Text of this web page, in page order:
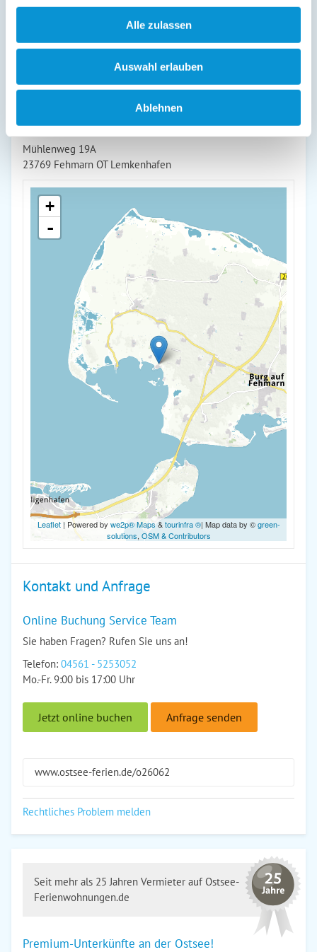
Alle zulassen
Auswahl erlauben
Ablehnen
zum idealen Ausgangspunkt für Ihren Fehmarn-Urlaub.
weiterlesen
Lage & Adresse des Objektes
LHMW19A03 - FeWo "Seglerfründ III"
Mühlenweg 19A
23769 Fehmarn OT Lemkenhafen
+
-
Leaflet| Powered by we2p® Maps&tourinfra ®| Map data by ©green-
solutions, OSM & Contributors
Kontakt und Anfrage
Online Buchung Service Team
Sie haben Fragen? Rufen Sie uns an!
Telefon: 04561 - 5253052
Mo.-Fr. 9:00 bis 17:00 Uhr
Jetzt online buchen Anfrage senden
www.ostsee-ferien.de/o26062
Rechtliches Problem melden
Seit mehr als 25 Jahren Vermieter auf Ostsee-
Ferienwohnungen.de
Premium-Unterkünfte an der Ostsee!